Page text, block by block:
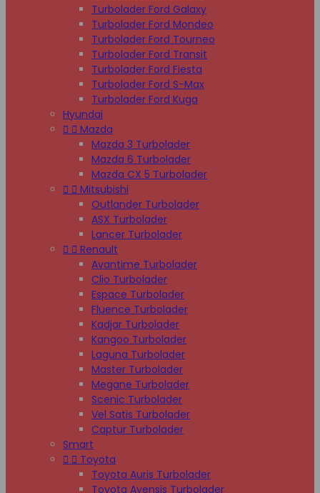
Turbolader Ford Galaxy
Turbolader Ford Mondeo
Turbolader Ford Tourneo
Turbolader Ford Transit
Turbolader Ford Fiesta
Turbolader Ford S-Max
Turbolader Ford Kuga
Hyundai
  Mazda
Mazda 3 Turbolader
Mazda 6 Turbolader
Mazda CX 5 Turbolader
  Mitsubishi
Outlander Turbolader
ASX Turbolader
Lancer Turbolader
  Renault
Avantime Turbolader
Clio Turbolader
Espace Turbolader
Fluence Turbolader
Kadjar Turbolader
Kangoo Turbolader
Laguna Turbolader
Master Turbolader
Megane Turbolader
Scenic Turbolader
Vel Satis Turbolader
Captur Turbolader
Smart
  Toyota
Toyota Auris Turbolader
Toyota Avensis Turbolader